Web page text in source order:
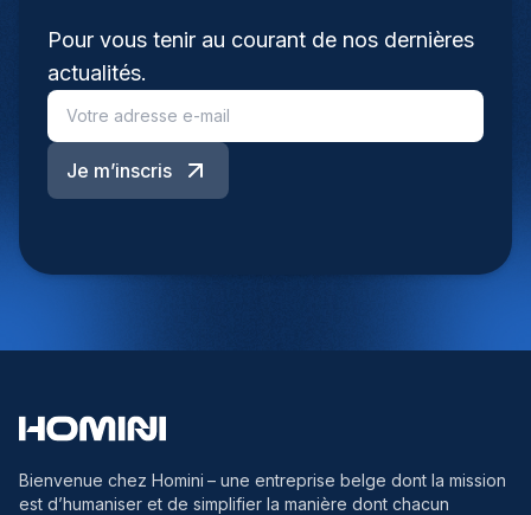
Pour vous tenir au courant de nos dernières
actualités.
Je m’inscris
Bienvenue chez Homini – une entreprise belge dont la mission
est d’humaniser et de simplifier la manière dont chacun